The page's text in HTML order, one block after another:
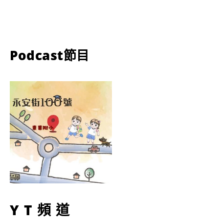
Podcast節目
YT頻道